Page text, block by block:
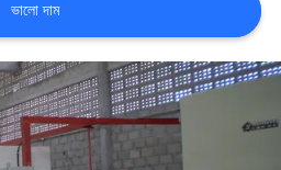
ভালো দাম